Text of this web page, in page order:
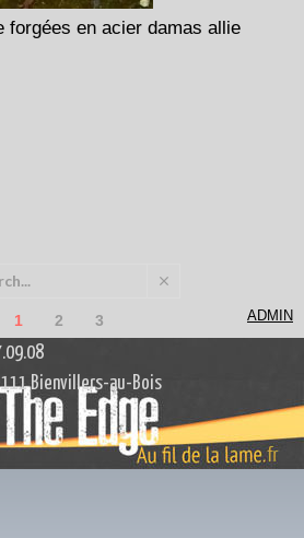
forgées en acier damas allie
1 2 3
Bienvillers-au-Bois
ADMIN